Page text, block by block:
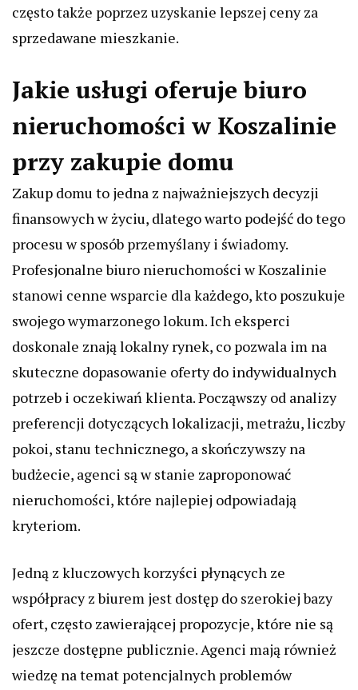
często także poprzez uzyskanie lepszej ceny za
sprzedawane mieszkanie.
Jakie usługi oferuje biuro
nieruchomości w Koszalinie
przy zakupie domu
Zakup domu to jedna z najważniejszych decyzji
finansowych w życiu, dlatego warto podejść do tego
procesu w sposób przemyślany i świadomy.
Profesjonalne biuro nieruchomości w Koszalinie
stanowi cenne wsparcie dla każdego, kto poszukuje
swojego wymarzonego lokum. Ich eksperci
doskonale znają lokalny rynek, co pozwala im na
skuteczne dopasowanie oferty do indywidualnych
potrzeb i oczekiwań klienta. Począwszy od analizy
preferencji dotyczących lokalizacji, metrażu, liczby
pokoi, stanu technicznego, a skończywszy na
budżecie, agenci są w stanie zaproponować
nieruchomości, które najlepiej odpowiadają
kryteriom.
Jedną z kluczowych korzyści płynących ze
współpracy z biurem jest dostęp do szerokiej bazy
ofert, często zawierającej propozycje, które nie są
jeszcze dostępne publicznie. Agenci mają również
wiedzę na temat potencjalnych problemów